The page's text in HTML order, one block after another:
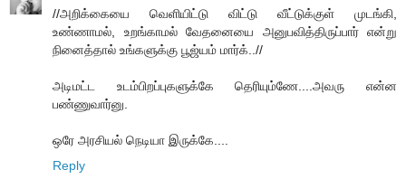
//அறிக்கையை வெளியிட்டு விட்டு வீட்டுக்குள் முடங்கி,
உண்ணாமல், உறங்காமல் வேதனையை அனுபவித்திருப்பார் என்று
நினைத்தால் உங்களுக்கு பூஜ்யம் மார்க்..//
அடிமட்ட உடம்பிறப்புகளுக்கே தெரியும்ணே....அவரு என்ன
பண்ணுவார்னு.
ஒரே அரசியல் நெடியா இருக்கே....
Reply